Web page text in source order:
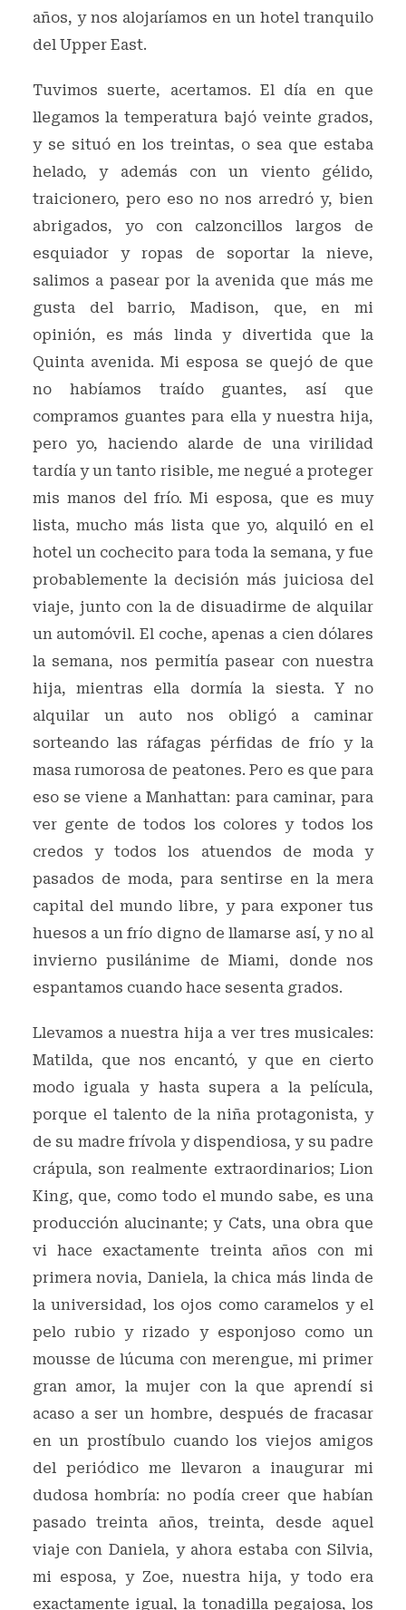
años, y nos alojaríamos en un hotel tranquilo
del Upper East.
Tuvimos suerte, acertamos. El día en que
llegamos la temperatura bajó veinte grados,
y se situó en los treintas, o sea que estaba
helado, y además con un viento gélido,
traicionero, pero eso no nos arredró y, bien
abrigados, yo con calzoncillos largos de
esquiador y ropas de soportar la nieve,
salimos a pasear por la avenida que más me
gusta del barrio, Madison, que, en mi
opinión, es más linda y divertida que la
Quinta avenida. Mi esposa se quejó de que
no habíamos traído guantes, así que
compramos guantes para ella y nuestra hija,
pero yo, haciendo alarde de una virilidad
tardía y un tanto risible, me negué a proteger
mis manos del frío. Mi esposa, que es muy
lista, mucho más lista que yo, alquiló en el
hotel un cochecito para toda la semana, y fue
probablemente la decisión más juiciosa del
viaje, junto con la de disuadirme de alquilar
un automóvil. El coche, apenas a cien dólares
la semana, nos permitía pasear con nuestra
hija, mientras ella dormía la siesta. Y no
alquilar un auto nos obligó a caminar
sorteando las ráfagas pérfidas de frío y la
masa rumorosa de peatones. Pero es que para
eso se viene a Manhattan: para caminar, para
ver gente de todos los colores y todos los
credos y todos los atuendos de moda y
pasados de moda, para sentirse en la mera
capital del mundo libre, y para exponer tus
huesos a un frío digno de llamarse así, y no al
invierno pusilánime de Miami, donde nos
espantamos cuando hace sesenta grados.
Llevamos a nuestra hija a ver tres musicales:
Matilda, que nos encantó, y que en cierto
modo iguala y hasta supera a la película,
porque el talento de la niña protagonista, y
de su madre frívola y dispendiosa, y su padre
crápula, son realmente extraordinarios; Lion
King, que, como todo el mundo sabe, es una
producción alucinante; y Cats, una obra que
vi hace exactamente treinta años con mi
primera novia, Daniela, la chica más linda de
la universidad, los ojos como caramelos y el
pelo rubio y rizado y esponjoso como un
mousse de lúcuma con merengue, mi primer
gran amor, la mujer con la que aprendí si
acaso a ser un hombre, después de fracasar
en un prostíbulo cuando los viejos amigos
del periódico me llevaron a inaugurar mi
dudosa hombría: no podía creer que habían
pasado treinta años, treinta, desde aquel
viaje con Daniela, y ahora estaba con Silvia,
mi esposa, y Zoe, nuestra hija, y todo era
exactamente igual, la tonadilla pegajosa, los